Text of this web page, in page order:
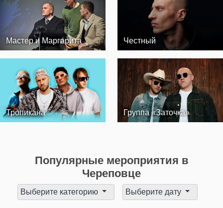
Мастер и Маргарита Честный
Тропикана Группа «Заточка»
Популярные мероприятия в
Череповце
Выберите категорию Выберите дату